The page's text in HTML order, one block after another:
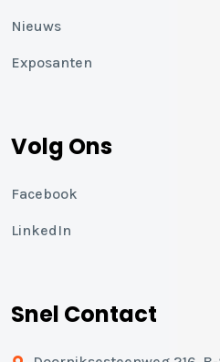
Nieuws
Exposanten
Volg Ons
Facebook
LinkedIn
Snel Contact